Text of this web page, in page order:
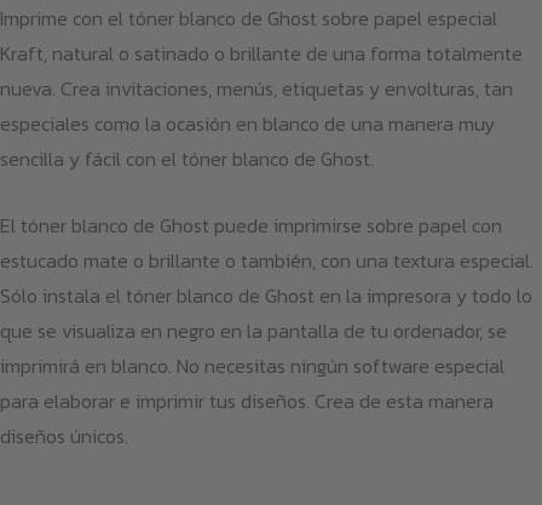
Imprime con el tóner blanco de Ghost sobre papel especial
Kraft, natural o satinado o brillante de una forma totalmente
nueva. Crea invitaciones, menús, etiquetas y envolturas, tan
especiales como la ocasión en blanco de una manera muy
sencilla y fácil con el tóner blanco de Ghost.
El tóner blanco de Ghost puede imprimirse sobre papel con
estucado mate o brillante o también, con una textura especial.
Sólo instala el tóner blanco de Ghost en la impresora y todo lo
que se visualiza en negro en la pantalla de tu ordenador, se
imprimirá en blanco. No necesitas ningún software especial
para elaborar e imprimir tus diseños. Crea de esta manera
diseños únicos.